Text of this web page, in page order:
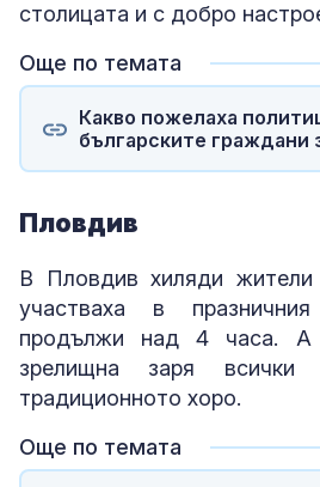
столицата и с добро
Още по темата
Какво пожелаха
българските граждани
Пловдив
В Пловдив хиляди
участваха в
продължи над 4 часа.
зрелищна заря
традиционното хоро.
Още по темата